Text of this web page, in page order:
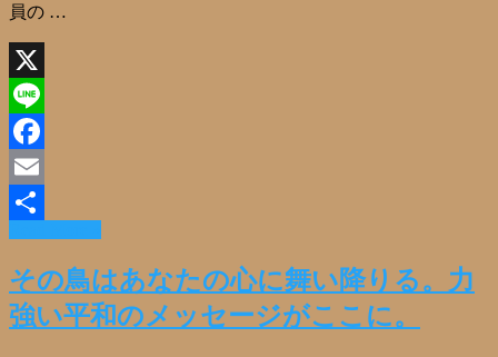
員の …
X
Line
Facebook
Email
共
有
その鳥はあなたの心に舞い降りる。力
強い平和のメッセージがここに。